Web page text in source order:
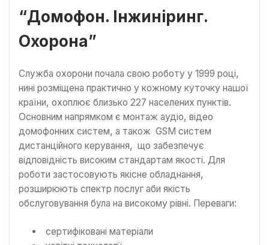
“Домофон. Інжиніринг.
Охорона”
Служба охорони почала свою роботу у 1999 році,
нині розміщена практично у кожному куточку нашої
країни, охоплює близько 227 населених пунктів.
Основним напрямком є монтаж аудіо, відео
домофонних систем, а також GSM систем
дистанційного керування, що забезпечує
відповідність високим стандартам якості. Для
роботи застосовують якісне обладнання,
розширюють спектр послуг аби якість
обслуговування була на високому рівні. Переваги:
сертифіковані матеріали